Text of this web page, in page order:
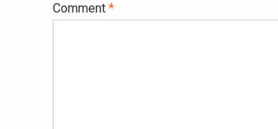
Comment *